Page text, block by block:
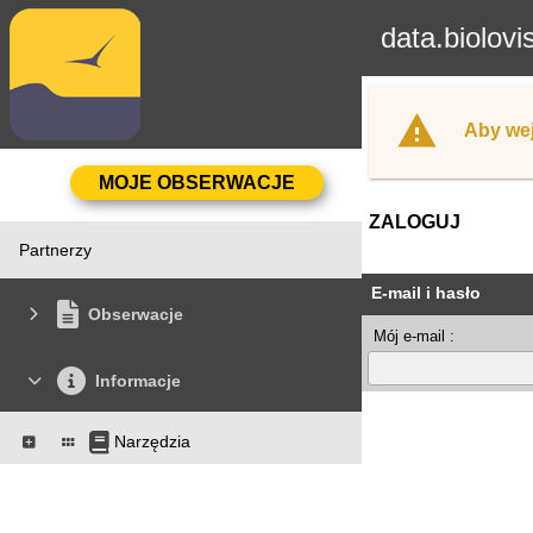
Partnerzy
Obserwacje
Informacje
Narzędzia
Aby
ZALOGUJ
E-mail i hasło
Mój e-mail :